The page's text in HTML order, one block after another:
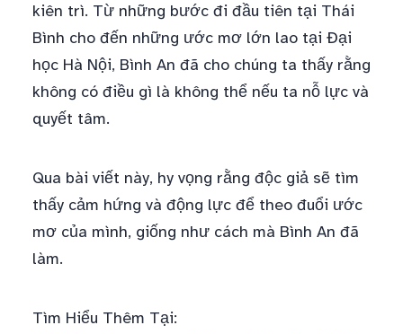
kiên trì. Từ những bước đi đầu tiên tại Thái
Bình cho đến những ước mơ lớn lao tại Đại
học Hà Nội, Bình An đã cho chúng ta thấy rằng
không có điều gì là không thể nếu ta nỗ lực và
quyết tâm.
Qua bài viết này, hy vọng rằng độc giả sẽ tìm
thấy cảm hứng và động lực để theo đuổi ước
mơ của mình, giống như cách mà Bình An đã
làm.
Tìm Hiểu Thêm Tại: